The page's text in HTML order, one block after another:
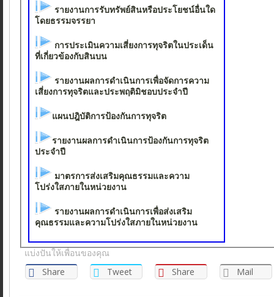
รายงานการรับทรัพย์สินหรือประโยชน์อื่นใด
โดยธรรมจรรยา
การประเมินความเสี่ยงการทุจริตในประเด็น
ที่เกี่ยวข้องกับสินบน
รายงานผลการดำเนินการเพื่อจัดการความ
เสี่ยงการทุจริตและประพฤติมิชอบประจำปี
แผนปฎิบัติการป้องกันการทุจริต
รายงานผลการดำเนินการป้องกันการทุจริต
ประจำปี
มาตรการส่งเสริมคุณธรรมและความ
โปร่งใสภายในหน่วยงาน
รายงานผลการดำเนินการเพื่อส่งเสริม
คุณธรรมและความโปร่งใสภายในหน่วยงาน
แบ่งปันให้เพื่อนของคุณ
Share
Tweet Share Mail